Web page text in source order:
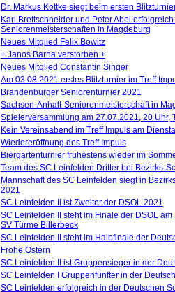
Dr. Markus Kottke siegt beim ersten
Karl Brettschneider und Peter Abel
Seniorenmeisterschaften in Magdeburg
Neues Mitglied Felix Bowitz
+ Janos Barna verstorben +
Neues Mitglied Constantin Singer
Am 03.08.2021 erstes Blitzturnier im Treff
Brandenburger Seniorenturnier 2021
Sachsen-Anhalt-Seniorenmeisterschaft in
Spielerversammlung am 27.07.2021, 20 Uhr,
Kein Vereinsabend im Treff Impuls am
Wiedereröffnung des Treff Impuls
Biergartenturnier frühestens wieder im
Team des SC Leinfelden Dritter bei Bezirks-
Mannschaft des SC Leinfelden siegt in
2021
SC Leinfelden II ist Zweiter der DSOL 2021
SC Leinfelden II steht im Finale der DSOL
SV Türme Billerbeck
SC Leinfelden II steht im Halbfinale der
Frohe Ostern
SC Leinfelden II ist Gruppensieger in der
SC Leinfelden I Gruppenfünfter in der
SC Leinfelden erfolgreich in der Deutschen